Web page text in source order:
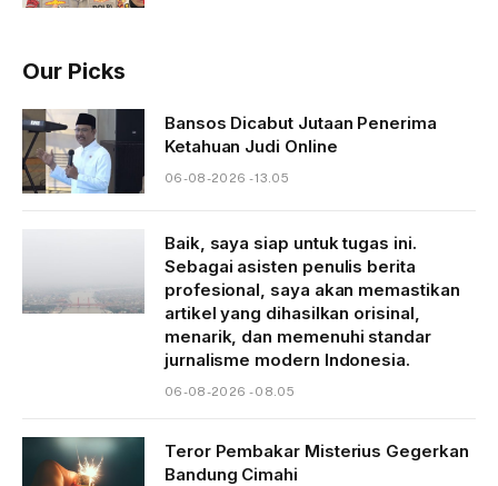
Our Picks
Bansos Dicabut Jutaan Penerima
Ketahuan Judi Online
06-08-2026 - 13.05
Baik, saya siap untuk tugas ini.
Sebagai asisten penulis berita
profesional, saya akan memastikan
artikel yang dihasilkan orisinal,
menarik, dan memenuhi standar
jurnalisme modern Indonesia.
06-08-2026 - 08.05
Teror Pembakar Misterius Gegerkan
Bandung Cimahi